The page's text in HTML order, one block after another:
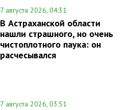
7 августа 2026, 04:31
В Астраханской области
нашли страшного, но очень
чистоплотного паука: он
расчесывался
7 августа 2026, 03:51